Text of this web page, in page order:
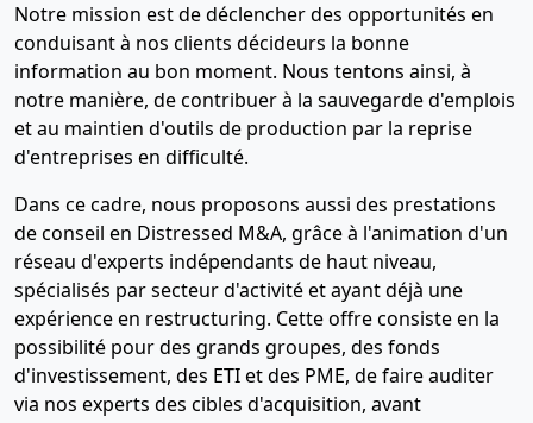
Notre mission est de déclencher des opportunités en
conduisant à nos clients décideurs la bonne
information au bon moment. Nous tentons ainsi, à
notre manière, de contribuer à la sauvegarde d'emplois
et au maintien d'outils de production par la reprise
d'entreprises en difficulté.
Dans ce cadre, nous proposons aussi des prestations
de conseil en Distressed M&A, grâce à l'animation d'un
réseau d'experts indépendants de haut niveau,
spécialisés par secteur d'activité et ayant déjà une
expérience en restructuring. Cette offre consiste en la
possibilité pour des grands groupes, des fonds
d'investissement, des ETI et des PME, de faire auditer
via nos experts des cibles d'acquisition, avant